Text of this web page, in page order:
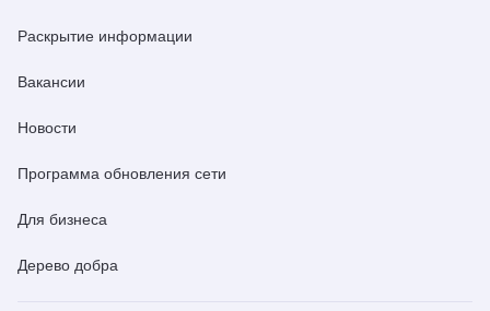
Раскрытие информации
Вакансии
Новости
Программа обновления сети
Для бизнеса
Дерево добра